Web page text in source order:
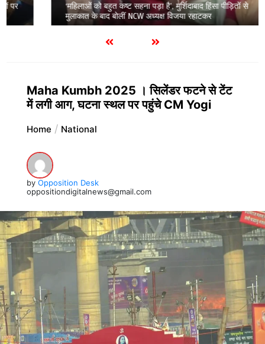
‘महिलाओं को बहुत कष्ट सहना पड़ा है’, मुर्शिदाबाद हिंसा पीड़ितों से
मुलाकात के बाद बोलीं NCW अध्यक्ष विजया रहाटकर
Maha Kumbh 2025 । सिलेंडर फटने से टेंट
में लगी आग, घटना स्थल पर पहुंचे CM Yogi
Home National
by Opposition Desk
oppositiondigitalnews@gmail.com